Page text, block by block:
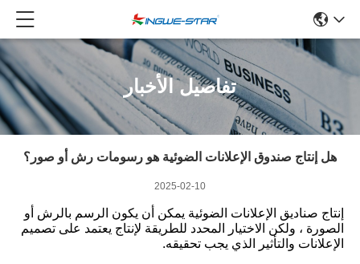
تفاصيل الأخبار
هل إنتاج صندوق الإعلانات الضوئية هو رسومات رش أو صور؟
2025-02-10
إنتاج صناديق الإعلانات الضوئية يمكن أن يكون الرسم بالرش أو
الصورة ، ولكن الاختيار المحدد للطريقة لإنتاج يعتمد على تصميم
الإعلانات والتأثير الذي يجب تحقيقه.